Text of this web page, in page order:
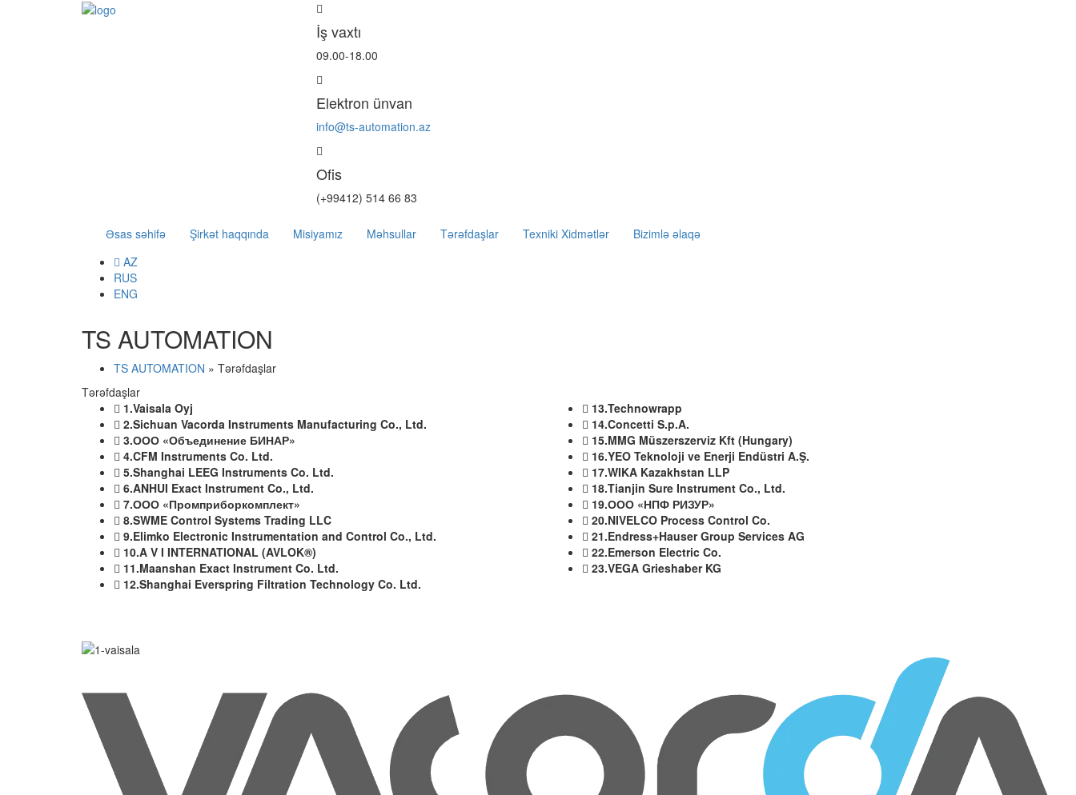
İş vaxtı
09.00-18.00
Elektron ünvan
info@ts-automation.az
Ofis
(+99412) 514 66 83
Əsas səhifə Şirkət haqqında Misiyamız Məhsullar Tərəfdaşlar Texniki Xidmətlər
Bizimlə əlaqə
AZ
RUS
ENG
TS AUTOMATION
TS AUTOMATION » Tərəfdaşlar
Tərəfdaşlar
1.Vaisala Oyj
2.Sichuan Vacorda Instruments Manufacturing Co., Ltd.
3.ООО «Объединение БИНАР»
4.CFM Instruments Co. Ltd.
5.Shanghai LEEG Instruments Co. Ltd.
6.ANHUI Exact Instrument Co., Ltd.
7.ООО «Промприборкомплект»
8.SWME Control Systems Trading LLC
9.Elimko Electronic Instrumentation and Control Co., Ltd.
10.A V I INTERNATIONAL (AVLOK®)
11.Maanshan Exact Instrument Co. Ltd.
12.Shanghai Everspring Filtration Technology Co. Ltd.
13.Technowrapp
14.Concetti S.p.A.
15.MMG Müszerszerviz Kft (Hungary)
16.YEO Teknoloji ve Enerji Endüstri A.Ş.
17.WIKA Kazakhstan LLP
18.Tianjin Sure Instrument Co., Ltd.
19.ООО «НПФ РИЗУР»
20.NIVELCO Process Control Co.
21.Endress+Hauser Group Services AG
22.Emerson Electric Co.
23.VEGA Grieshaber KG